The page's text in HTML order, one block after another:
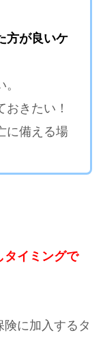
方が良いケ
きたい！
に備える場
タイミングで
険に加入するタ